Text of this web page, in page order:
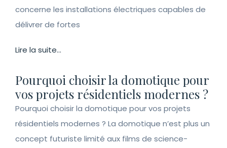
concerne les installations électriques capables de
délivrer de fortes
Lire la suite...
Pourquoi choisir la domotique pour
vos projets résidentiels modernes ?
Pourquoi choisir la domotique pour vos projets
résidentiels modernes ? La domotique n’est plus un
concept futuriste limité aux films de science-